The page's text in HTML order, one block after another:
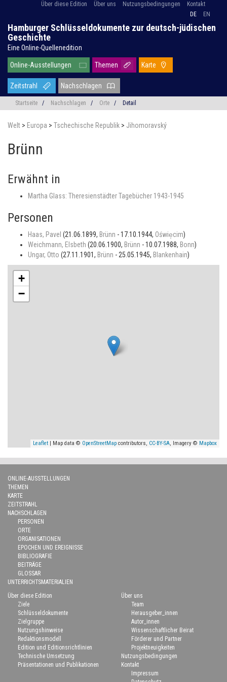
Über diese Edition Über uns Nutzungsbedingungen
Kontakt
DE
EN
Hamburger Schlüsseldokumente zur deutsch-jüdischen
Geschichte
Eine Online-Quellenedition
Online-Ausstellungen Themen Karte
Zeitstrahl Nachschlagen
Startseite / Nachschlagen / Orte / Detail
Welt > Europa > Tschechische Republik > Jihomoravský
Brünn
Erwähnt in
Martha Glass: Theresienstädter Tagebücher 1943-1945
Personen
Haas, Pavel (21.06.1899, Brünn - 17.10.1944, Oświe̜cim)
Weichmann, Elsbeth (20.06.1900, Brünn - 10.07.1988, Bonn)
Ungar, Otto (27.11.1901, Brünn - 25.05.1945, Blankenhain)
+
−
Leaflet | Map data © OpenStreetMap contributors, CC-BY-SA, Imagery © Mapbox
ONLINE-AUSSTELLUNGEN
THEMEN
KARTE
ZEITSTRAHL
NACHSCHLAGEN
PERSONEN
ORTE
ORGANISATIONEN
EPOCHEN UND EREIGNISSE
BIBLIOGRAFIE
BEITRÄGE
GLOSSAR
UNTERRICHTSMATERIALIEN
Über diese Edition
Ziele
Schlüsseldokumente
Zielgruppe
Nutzungshinweise
Redaktionsmodell
Edition und Editionsrichtlinien
Technische Umsetzung
Präsentationen und Publikationen
Über uns
Team
Herausgeber_innen
Autor_innen
Wissenschaftlicher Beirat
Förderer und Partner
Projektneuigkeiten
Nutzungsbedingungen
Kontakt
Impressum